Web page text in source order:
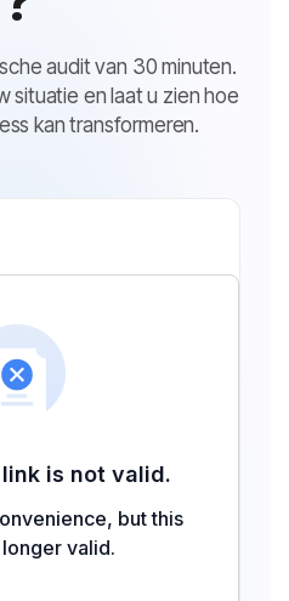
audit van 30 minuten.
situatie en laat u zien hoe
kan transformeren.